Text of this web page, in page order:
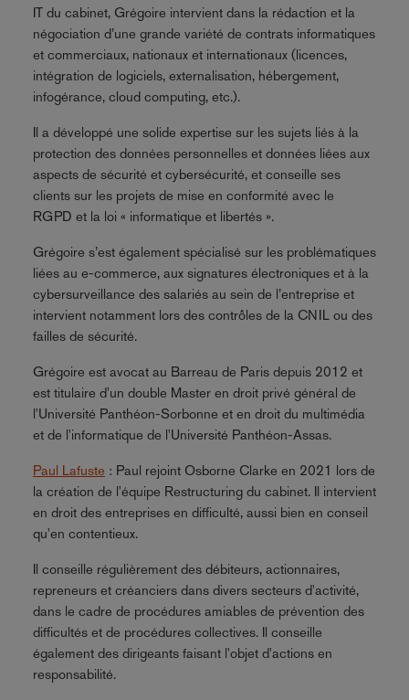
IT du cabinet, Grégoire intervient dans la rédaction et la
négociation d’une grande variété de contrats informatiques
et commerciaux, nationaux et internationaux (licences,
intégration de logiciels, externalisation, hébergement,
infogérance, cloud computing, etc.).
Il a développé une solide expertise sur les sujets liés à la
protection des données personnelles et données liées aux
aspects de sécurité et cybersécurité, et conseille ses
clients sur les projets de mise en conformité avec le
RGPD et la loi « informatique et libertés ».
Grégoire s’est également spécialisé sur les problématiques
liées au e-commerce, aux signatures électroniques et à la
cybersurveillance des salariés au sein de l’entreprise et
intervient notamment lors des contrôles de la CNIL ou des
failles de sécurité.
Grégoire est avocat au Barreau de Paris depuis 2012 et
est titulaire d'un double Master en droit privé général de
l'Université Panthéon-Sorbonne et en droit du multimédia
et de l'informatique de l'Université Panthéon-Assas.
Paul Lafuste : Paul rejoint Osborne Clarke en 2021 lors de
la création de l'équipe Restructuring du cabinet. Il intervient
en droit des entreprises en difficulté, aussi bien en conseil
qu'en contentieux.
Il conseille régulièrement des débiteurs, actionnaires,
repreneurs et créanciers dans divers secteurs d'activité,
dans le cadre de procédures amiables de prévention des
difficultés et de procédures collectives. Il conseille
également des dirigeants faisant l'objet d'actions en
responsabilité.